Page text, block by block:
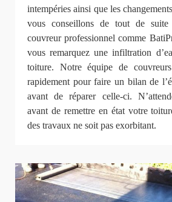
intempéries ainsi que les
vous conseillons de tout de
couvreur professionnel comme
vous remarquez une infiltration
toiture. Notre équipe de
rapidement pour faire un bilan de
avant de réparer celle-ci.
avant de remettre en état votre
des travaux ne soit pas exorbitant.